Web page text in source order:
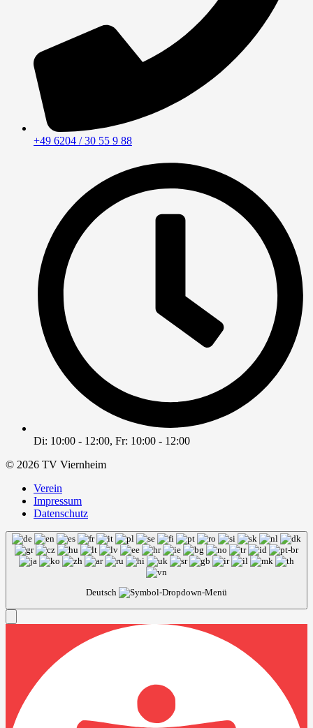
+49 6204 / 30 55 9 88
Di: 10:00 - 12:00, Fr: 10:00 - 12:00
© 2026 TV Viernheim
Verein
Impressum
Datenschutz
Deutsch